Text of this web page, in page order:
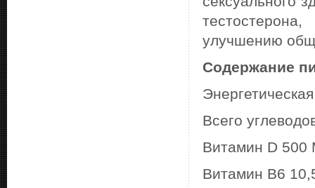
улучшению
Содержание
Всего
Витамин D 500
Витамин В6